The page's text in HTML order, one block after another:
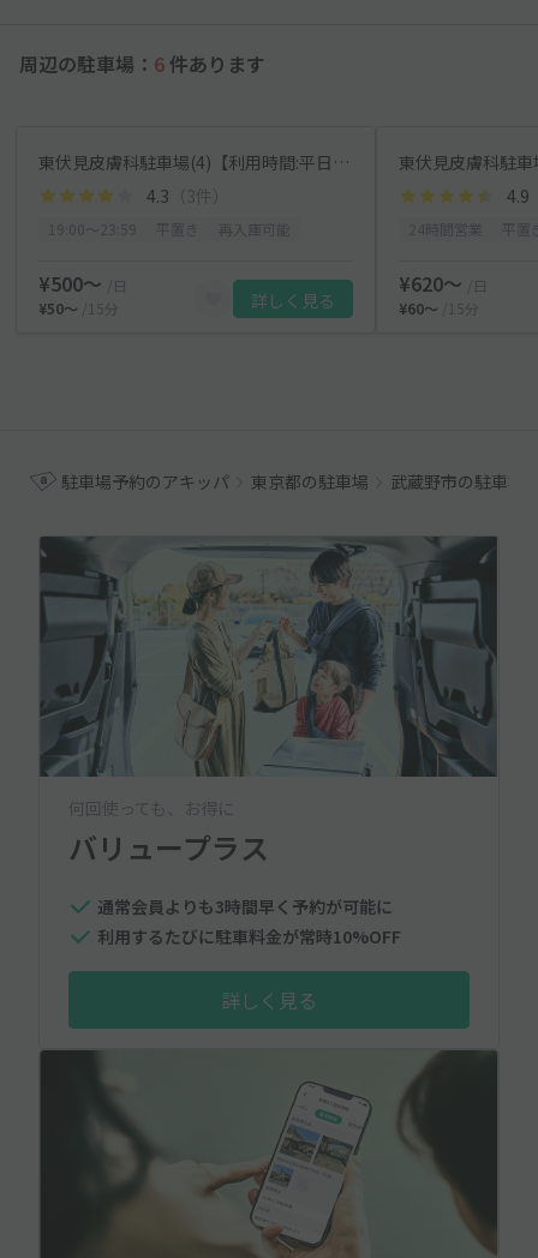
周辺の駐車場： 6 件あります
東伏見皮膚科駐車場(4)【利用時間:平日のみ 19:00~23:59】
4.3 （3件）
¥500〜
/日
¥50〜
/15分 詳しく見る
東伏見皮膚科駐
4.9
¥620〜
/日
¥60〜
/15分
駐車場予約のアキッパ 東京都の駐車場 武蔵野市の駐車場
何回使っても、お得に
バリュープラス
通常会員よりも3時間早く予約が可能に
利用するたびに駐車料金が常時10%OFF
詳しく見る